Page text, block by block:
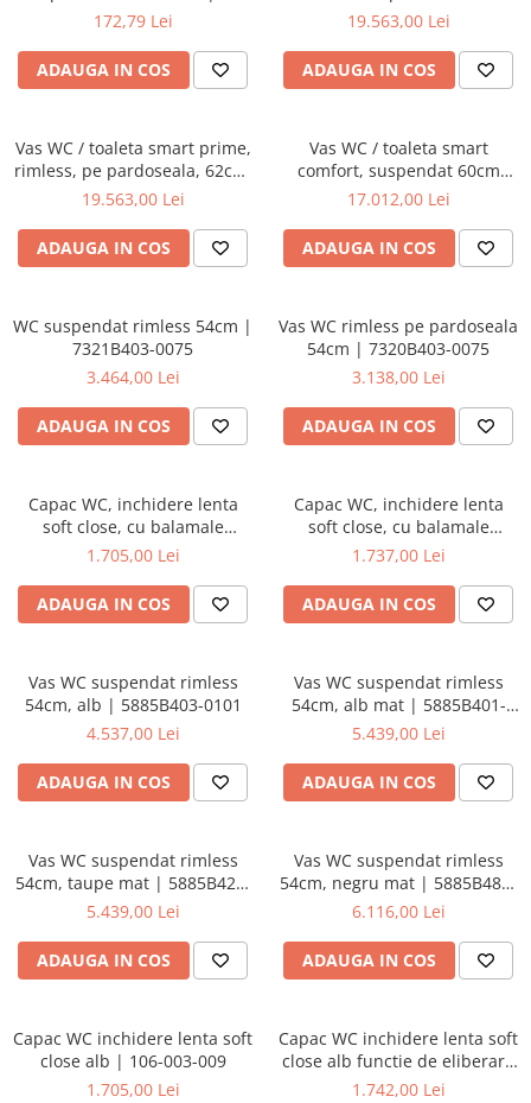
Baterii lavoar montare pe tavan
Baterii pentru bideu
Robinete baie
Robinete masina de spalat
436439YP
172,79 Lei
ADAUGA IN COS
fixare ascunsa | 7231B403-
19.563,00 Lei
ADAUGA IN COS
Vas WC / toaleta smart prime,
rimless, pe pardoseala, 62cm,
cu iesire universala |
19.563,00 Lei
ADAUGA IN COS
Vas WC / toaleta smart
comfort, suspendat 60cm
fixare ascunsa | 5674B403-
17.012,00 Lei
ADAUGA IN COS
WC suspendat rimless 54cm |
7321B403-0075
3.464,00 Lei
ADAUGA IN COS
Vas WC rimless pe pardoseala
54cm | 7320B403-0075
3.138,00 Lei
ADAUGA IN COS
Capac WC, inchidere lenta
soft close, cu balamale
metalice, fixare de sus | 137-
1.705,00 Lei
ADAUGA IN COS
Capac WC, inchidere lenta
soft close, cu balamale
metalice, fixare de sus,
137-003R009
1.737,00 Lei
ADAUGA IN COS
Vas WC suspendat rimless
54cm, alb | 5885B403-0101
4.537,00 Lei
ADAUGA IN COS
Vas WC suspendat rimless
54cm, alb mat | 5885B401-
0101
5.439,00 Lei
ADAUGA IN COS
Vas WC suspendat rimless
54cm, taupe mat | 5885B420-
0101
5.439,00 Lei
ADAUGA IN COS
Vas WC suspendat rimless
54cm, negru mat | 5885B483-
0101
6.116,00 Lei
ADAUGA IN COS
Capac WC inchidere lenta soft
close alb | 106-003-009
1.705,00 Lei
Capac WC inchidere lenta soft
close alb functie de eliberare
rapida | 106-003R009
1.742,00 Lei